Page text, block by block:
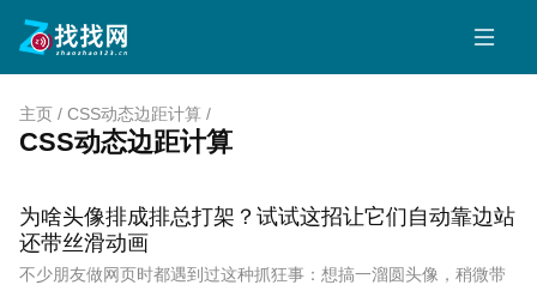
主页 / CSS动态边距计算 /
CSS动态边距计算
为啥头像排成排总打架？试试这招让它们自动靠边站
还带丝滑动画
不少朋友做网页时都遇到过这种抓狂事：想搞一溜圆头像，稍微带